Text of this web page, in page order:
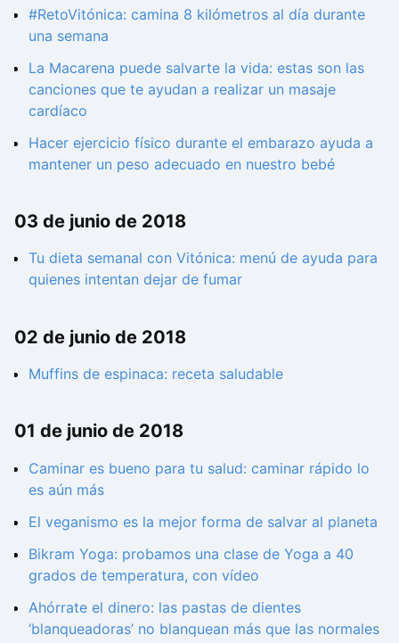
#RetoVitónica: camina 8 kilómetros al día durante
una semana
La Macarena puede salvarte la vida: estas son las
canciones que te ayudan a realizar un masaje
cardíaco
Hacer ejercicio físico durante el embarazo ayuda a
mantener un peso adecuado en nuestro bebé
03 de junio de 2018
Tu dieta semanal con Vitónica: menú de ayuda para
quienes intentan dejar de fumar
02 de junio de 2018
Muffins de espinaca: receta saludable
01 de junio de 2018
Caminar es bueno para tu salud: caminar rápido lo
es aún más
El veganismo es la mejor forma de salvar al planeta
Bikram Yoga: probamos una clase de Yoga a 40
grados de temperatura, con vídeo
Ahórrate el dinero: las pastas de dientes
‘blanqueadoras’ no blanquean más que las normales